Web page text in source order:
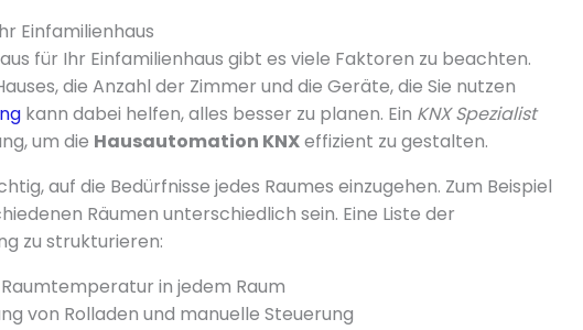
Einfamilienhaus
für Ihr Einfamilienhaus gibt es viele Faktoren zu beachten.
die Anzahl der Zimmer und die Geräte, die Sie nutzen
kann dabei helfen, alles besser zu planen. Ein KNX Spezialist
um die Hausautomation KNXeffizient zu gestalten.
auf die Bedürfnisse jedes Raumes einzugehen. Zum Beispiel
Räumen unterschiedlich sein. Eine Liste der
zu strukturieren:
in jedem Raum
von Rolladen und manuelle Steuerung